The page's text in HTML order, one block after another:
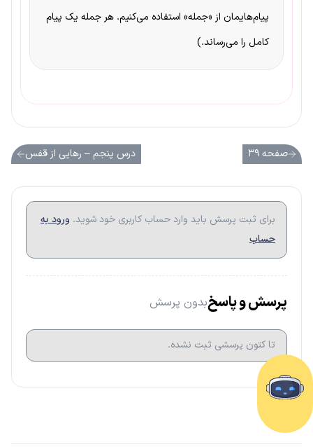
پیام‌هایمان از «جمله» استفاده می‌کنیم. هر جمله یک پیام
کامل را می‌رساند.)
صفحه ۳۹ درس پنجم – رهایی از قفس
برای ثبت پرسش باید وارد حساب کاربری خود شوید. ورود به
حساب
پرسش و پاسخبدون پرسش
تا کتون پرسشی ثبت نشده.